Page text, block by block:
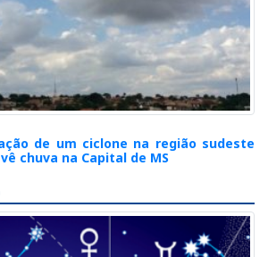
de um ciclone na região sudeste
chuva na Capital de MS